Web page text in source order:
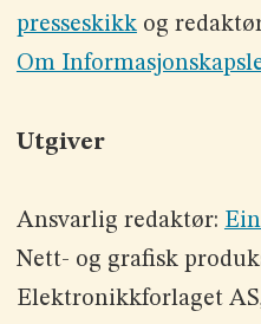
presseskikkog
Om
Utgiver
Ansvarlig redaktør:
Nett- og grafisk
Elektronikkforlaget